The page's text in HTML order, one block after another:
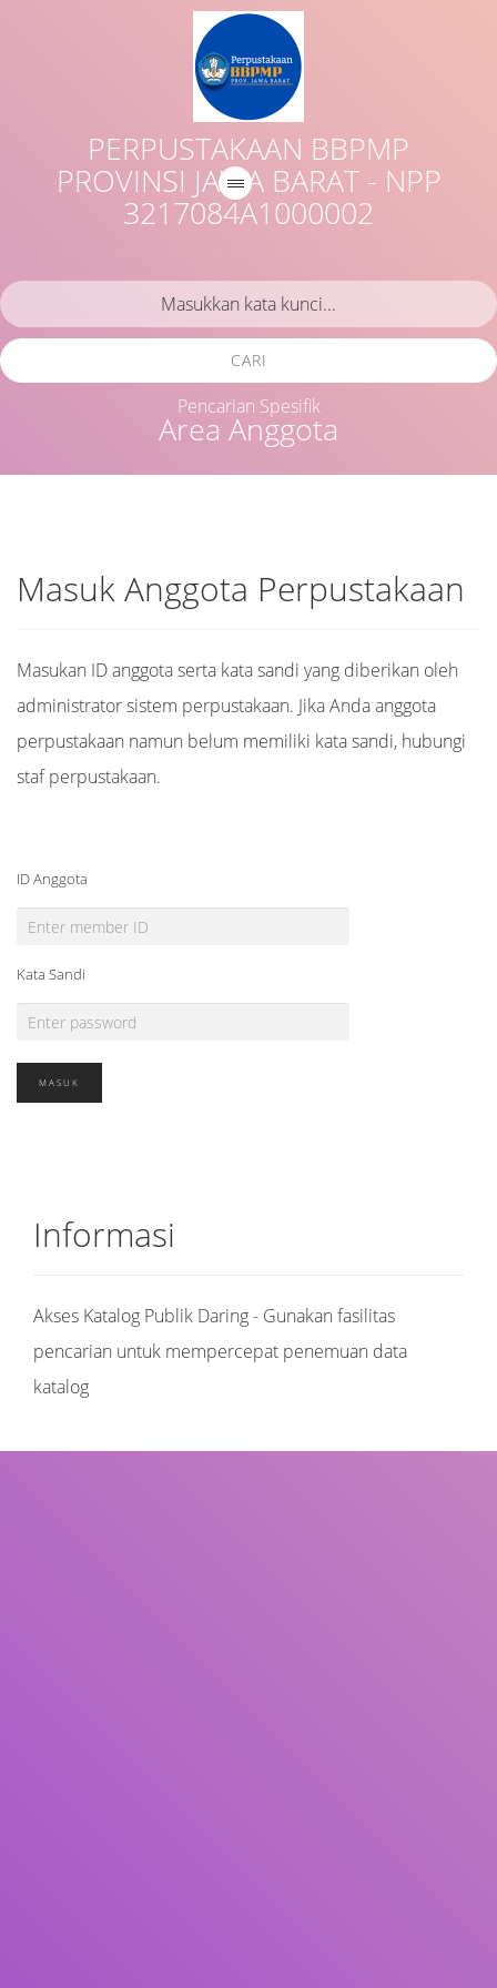
PERPUSTAKAAN BBPMP
PROVINSI JAWA BARAT - NPP
3217084A1000002
Area Anggota
CARI
Pencarian Spesifik
Masuk Anggota Perpustakaan
Masukan ID anggota serta kata sandi yang diberikan oleh
administrator sistem perpustakaan. Jika Anda anggota
perpustakaan namun belum memiliki kata sandi, hubungi
staf perpustakaan.
ID Anggota
Kata Sandi
Informasi
Akses Katalog Publik Daring - Gunakan fasilitas
pencarian untuk mempercepat penemuan data
katalog